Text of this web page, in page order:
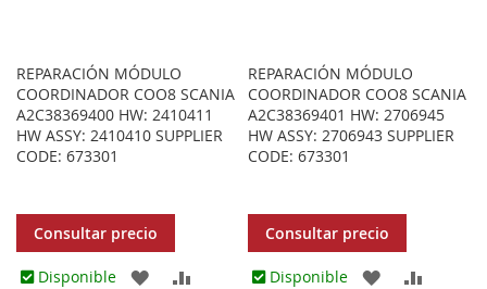
REPARACIÓN MÓDULO
COORDINADOR COO8 SCANIA
A2C38369400 HW: 2410411
HW ASSY: 2410410 SUPPLIER
CODE: 673301
Consultar precio
Disponible
AGREGAR
REPARACIÓN MÓDULO
COORDINADOR COO8 SCANIA
A2C38369401 HW: 2706945
HW ASSY: 2706943 SUPPLIER
CODE: 673301
Consultar precio
Disponible
AGREGAR